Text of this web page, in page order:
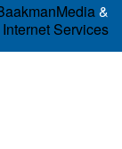
&
Services